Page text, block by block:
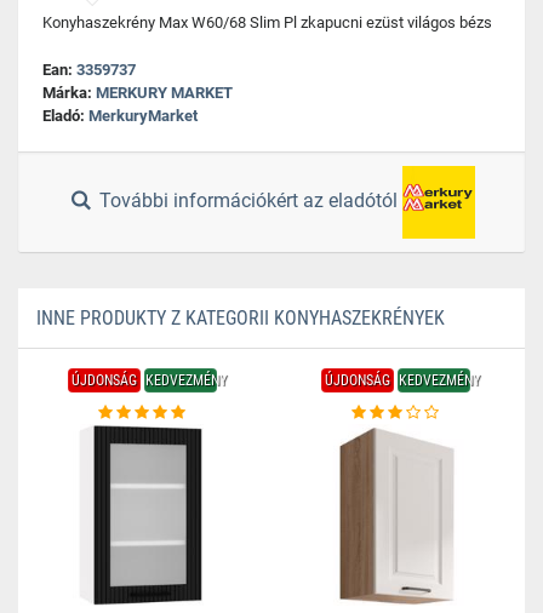
Konyhaszekrény Max W60/68 Slim Pl zkapucni ezüst világos bézs
Ean: 3359737
Márka: MERKURY MARKET
Eladó: MerkuryMarket
További információkért az eladótól
INNE PRODUKTY Z KATEGORII KONYHASZEKRÉNYEK
ÚJDONSÁG KEDVEZMÉNY ÚJDONSÁG KEDVEZMÉNY